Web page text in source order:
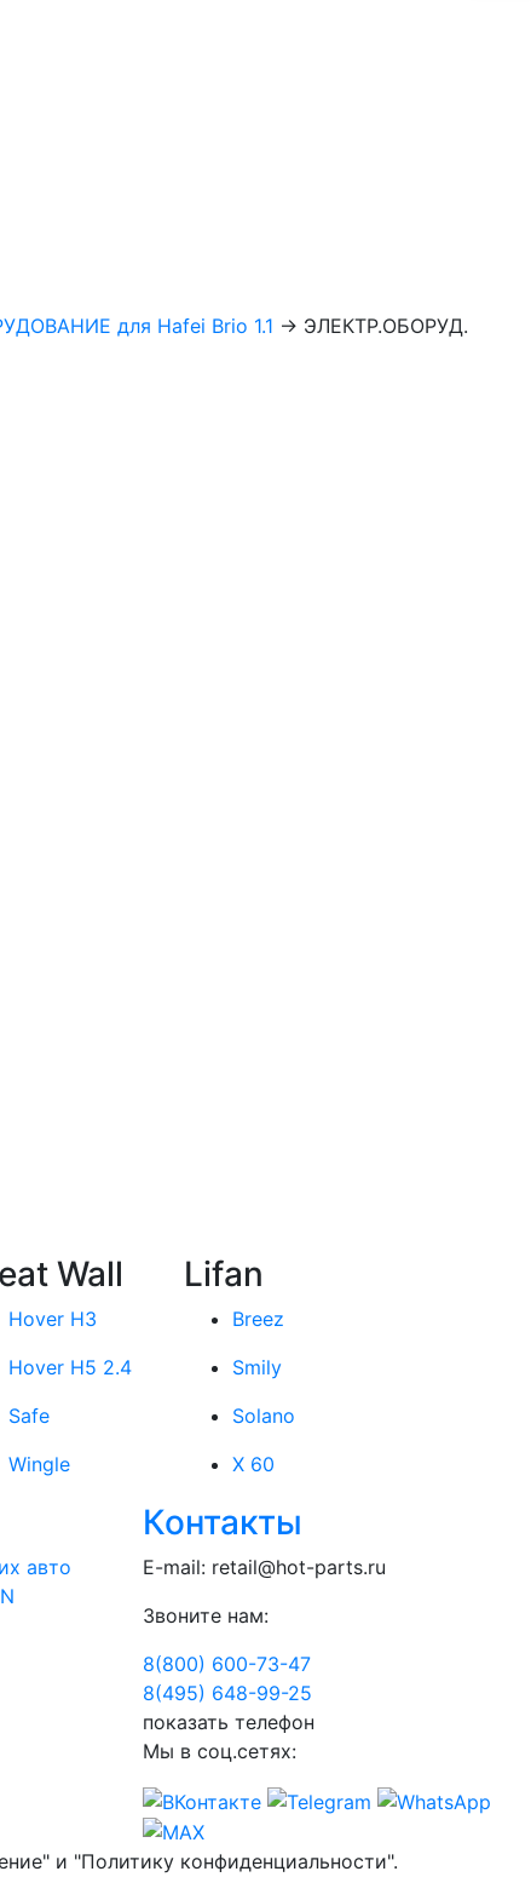
для Hafei Brio 1.1 → ЭЛЕКТР.ОБОРУД.
Wall
Hover H3
Hover H5 2.4
Safe
Wingle
Lifan
Breez
Smily
Solano
X 60
авто
Контакты
E-mail: retail@hot-parts.ru
Звоните нам:
8(800) 600-73-47
8(495) 648-99-25
показать телефон
Мы в соц.сетях:
и "Политику конфиденциальности".